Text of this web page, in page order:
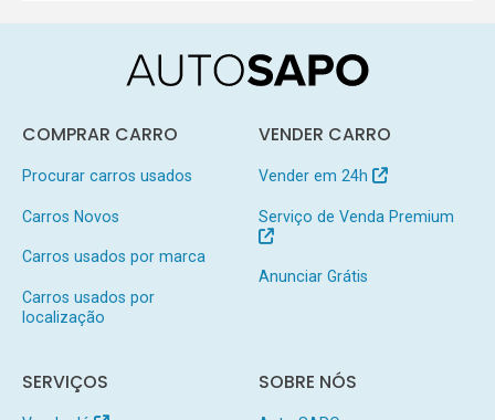
COMPRAR CARRO
Procurar carros usados
Carros Novos
Carros usados por marca
Carros usados por
localização
VENDER CARRO
Vender em 24h
Serviço de Venda Premium
Anunciar Grátis
SERVIÇOS SOBRE NÓS